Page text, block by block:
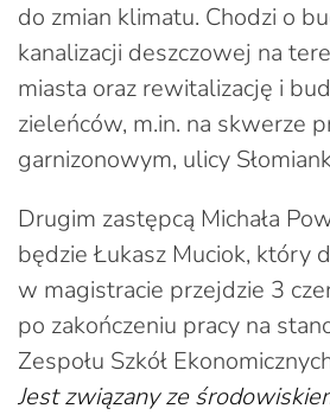
do zmian klimatu. Chodzi o
kanalizacji deszczowej na
miasta oraz rewitalizację i
zieleńców, m.in. na skwerze
garnizonowym, ulicy
Drugim zastępcą Michała
będzie Łukasz Muciok, który
w magistracie przejdzie 3
po zakończeniu pracy na
Zespołu Szkół
Jest związany ze